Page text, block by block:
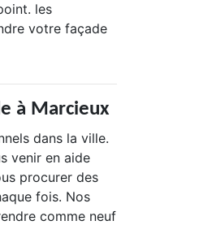
les
votre façade
à Marcieux
dans la ville.
venir en aide
procurer des
fois. Nos
comme neuf